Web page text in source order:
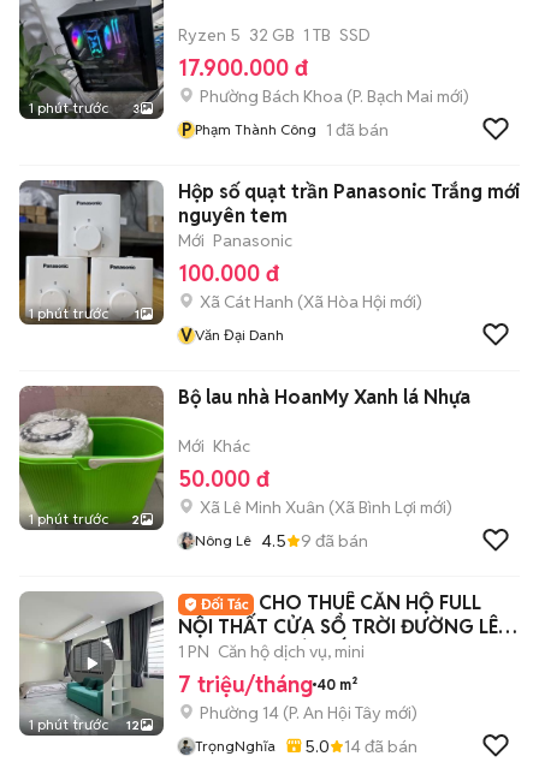
1 phút trước 3
Ryzen 5 32 GB 1 TB SSD
17.900.000 đ
Phường Bách Khoa (P. Bạch Mai mới)
P Phạm Thành Công 1 đã bán
1 phút trước 1
Hộp số quạt trần Panasonic Trắng mới
nguyên tem
Mới Panasonic
100.000 đ
Xã Cát Hanh (Xã Hòa Hội mới)
VVăn Đại Danh
1 phút trước 2
Bộ lau nhà HoanMy Xanh lá Nhựa
Mới Khác
50.000 đ
Xã Lê Minh Xuân (Xã Bình Lợi mới)
Nông Lê 4.5 9 đã bán
1 phút trước 12
CHO THUÊ CĂN HỘ FULL
NỘI THẤT CỬA SỔ TRỜI ĐƯỜNG LÊ
VĂN THỌ - GÒ VẤP
1 PN Căn hộ dịch vụ, mini
7 triệu/tháng 40 m²
Phường 14 (P. An Hội Tây mới)
TrọngNghĩa 5.0 14đã bán